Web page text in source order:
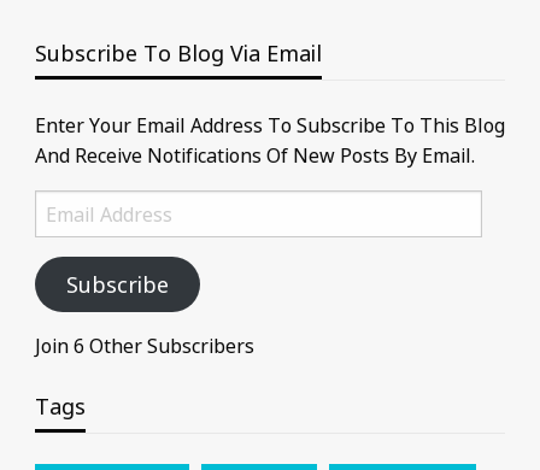
Subscribe To Blog Via Email
Enter Your Email Address To Subscribe To This Blog
And Receive Notifications Of New Posts By Email.
Email
Address
Subscribe
Join 6 Other Subscribers
Tags